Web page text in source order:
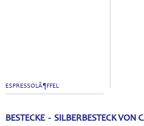
ESPRESSOLÃ¶FFEL
BESTECKE - SILBERBESTECK